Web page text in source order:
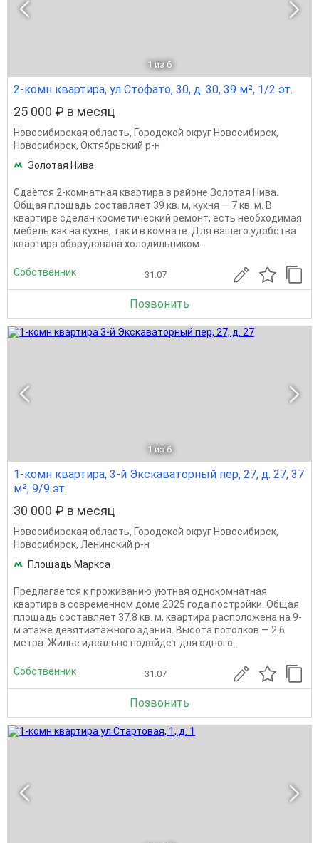
1 из 6
2-комн квартира, ул Стофато, 30, д. 30, 39 м², 1/2 эт.
25 000 ₽ в месяц
Новосибирская область, Городской округ Новосибирск,
Новосибирск, Октябрьский р-н
Золотая Нива
Сдаётся 2-комнатная квартира в районе Золотая Нива.
Общая площадь составляет 39 кв. м, кухня — 7 кв. м. В
квартире сделан косметический ремонт, есть необходимая
мебель как на кухне, так и в комнате. Для вашего удобства
квартира оборудована холодильником...
Собственник 31.07
Позвонить
1 из 6
1-комн квартира, 3-й Экскаваторный пер, 27, д. 27, 37
м², 9/9 эт.
30 000 ₽ в месяц
Новосибирская область, Городской округ Новосибирск,
Новосибирск, Ленинский р-н
Площадь Маркса
Предлагается к проживанию уютная однокомнатная
квартира в современном доме 2025 года постройки. Общая
площадь составляет 37.8 кв. м, квартира расположена на 9-
м этаже девятиэтажного здания. Высота потолков — 2.6
метра. Жилье идеально подойдет для одного...
Собственник 31.07
Позвонить